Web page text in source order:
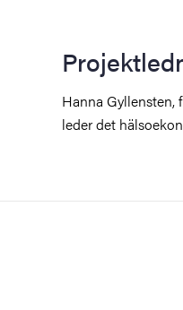
Hanna Gyllensten,
leder det